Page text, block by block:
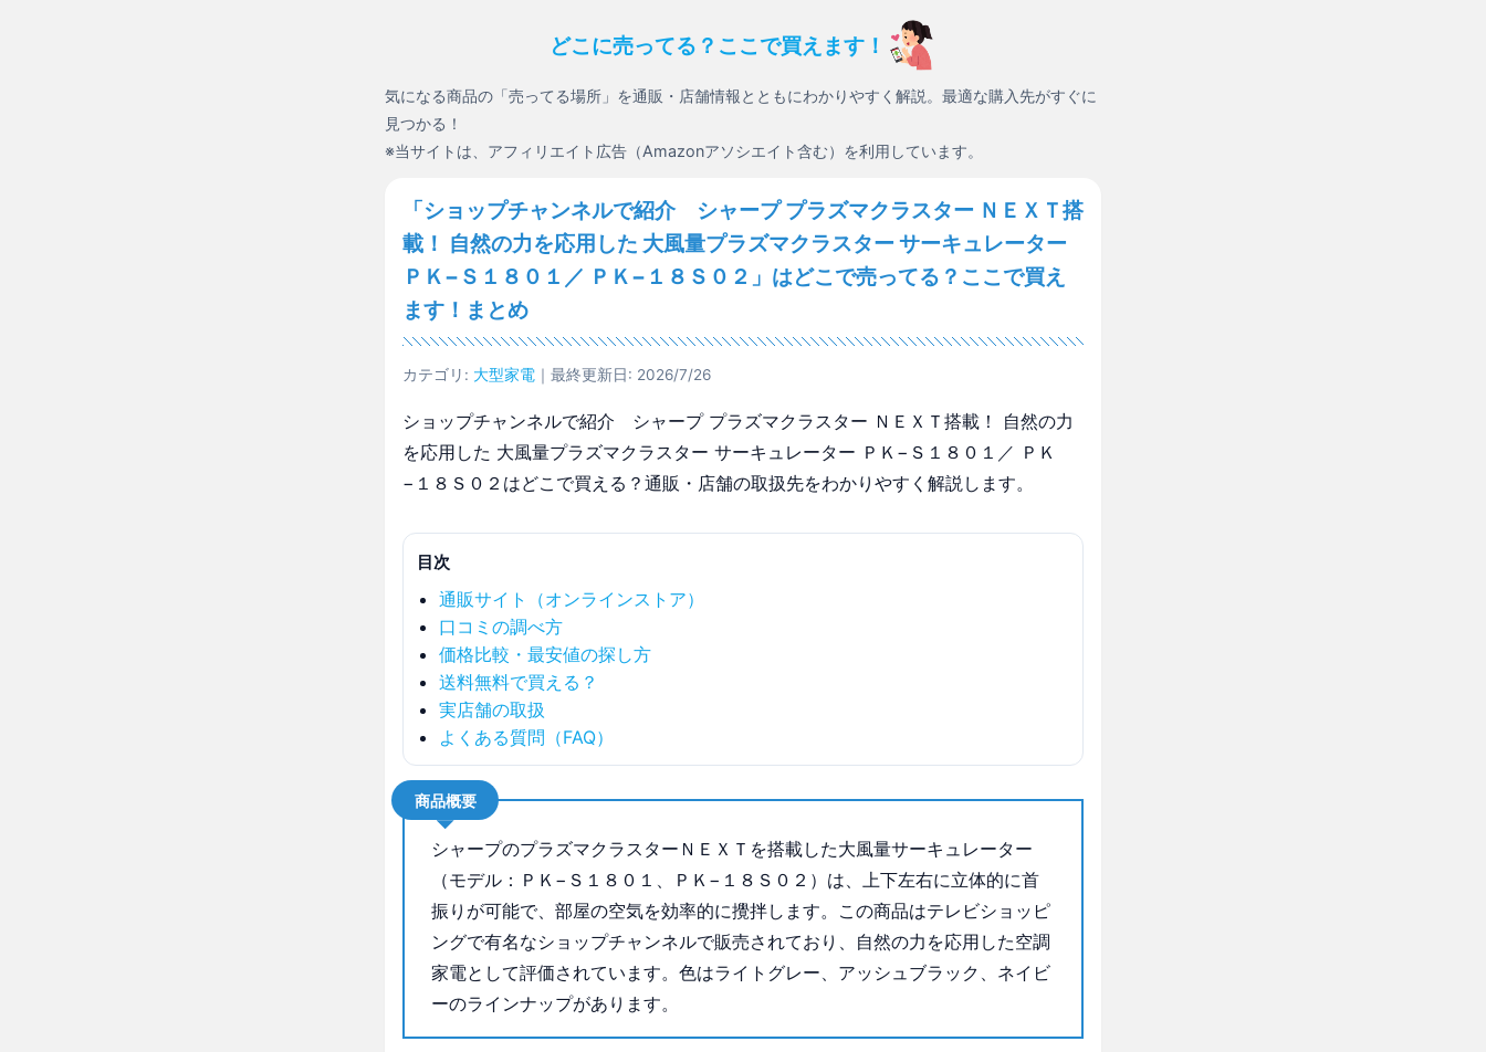
どこに売ってる？ここで買えます！
気になる商品の「売ってる場所」を通販・店舗情報とともにわかりやすく解説。最適な購入先がすぐに
見つかる！
※当サイトは、アフィリエイト広告（Amazonアソシエイト含む）を利用しています。
「ショップチャンネルで紹介 シャープ プラズマクラスター ＮＥＸＴ搭
載！ 自然の力を応用した 大風量プラズマクラスター サーキュレーター
ＰＫ−Ｓ１８０１／ ＰＫ−１８Ｓ０２」はどこで売ってる？ここで買え
ます！まとめ
カテゴリ: 大型家電 ｜最終更新日: 2026/7/26
ショップチャンネルで紹介 シャープ プラズマクラスター ＮＥＸＴ搭載！ 自然の力
を応用した 大風量プラズマクラスター サーキュレーター ＰＫ−Ｓ１８０１／ ＰＫ
−１８Ｓ０２はどこで買える？通販・店舗の取扱先をわかりやすく解説します。
目次
通販サイト（オンラインストア）
口コミの調べ方
価格比較・最安値の探し方
送料無料で買える？
実店舗の取扱
よくある質問（FAQ）
商品概要
シャープのプラズマクラスターＮＥＸＴを搭載した大風量サーキュレーター
（モデル：ＰＫ−Ｓ１８０１、ＰＫ−１８Ｓ０２）は、上下左右に立体的に首
振りが可能で、部屋の空気を効率的に攪拌します。この商品はテレビショッピ
ングで有名なショップチャンネルで販売されており、自然の力を応用した空調
家電として評価されています。色はライトグレー、アッシュブラック、ネイビ
ーのラインナップがあります。